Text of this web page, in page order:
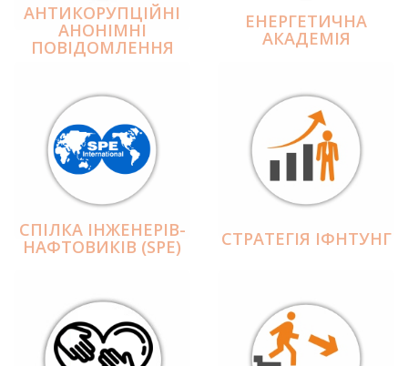
АНТИКОРУПЦІЙНІ
АНОНІМНІ
ПОВІДОМЛЕННЯ
ЕНЕРГЕТИЧНА
АКАДЕМІЯ
СПІЛКА ІНЖЕНЕРІВ-
НАФТОВИКІВ (SPE) СТРАТЕГІЯ ІФНТУНГ